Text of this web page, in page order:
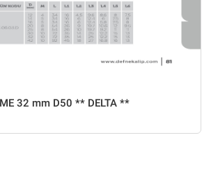
32 mm D50 ** DELTA **